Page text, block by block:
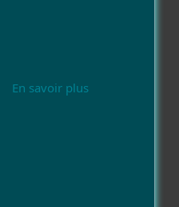
En savoir plus